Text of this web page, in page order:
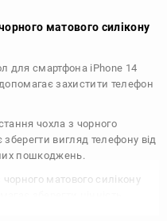
матового силікону
для смартфона iPhone 14
захистити телефон
чохла з чорного
вигляд телефону від
пошкоджень.
чорного матового силікону